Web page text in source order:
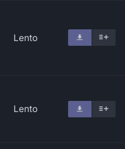
Lento
Lento